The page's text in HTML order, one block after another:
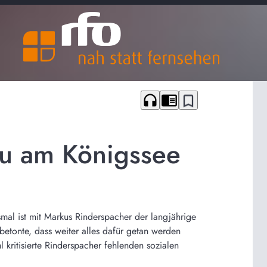
headphones chrome_reader_mode bookmark_border
am Königssee
ist mit Markus Rinderspacher der langjährige
dass weiter alles dafür getan werden
Rinderspacher fehlenden sozialen